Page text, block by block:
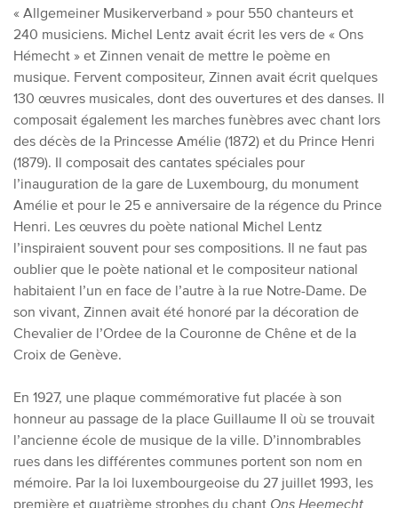
« Allgemeiner Musikerverband » pour 550 chanteurs et
240 musiciens. Michel Lentz avait écrit les vers de « Ons
Hémecht » et Zinnen venait de mettre le poème en
musique. Fervent compositeur, Zinnen avait écrit quelques
130 œuvres musicales, dont des ouvertures et des danses. Il
composait également les marches funèbres avec chant lors
des décès de la Princesse Amélie (1872) et du Prince Henri
(1879). Il composait des cantates spéciales pour
l’inauguration de la gare de Luxembourg, du monument
Amélie et pour le 25 e anniversaire de la régence du Prince
Henri. Les œuvres du poète national Michel Lentz
l’inspiraient souvent pour ses compositions. Il ne faut pas
oublier que le poète national et le compositeur national
habitaient l’un en face de l’autre à la rue Notre-Dame. De
son vivant Zinnen avait été honoré par la décoration de
Chevalier de l’Ordee de la Couronne de Chêne et de la
Croix de Genève.
En 1927, une plaque commémorative fut placée à son
honneur au passage de la place Guillaume II où se trouvait
l’ancienne école de musique de la ville. D’innombrables
rues dans les différentes communes portent son nom en
mémoire. Par la loi luxembourgeoise du 27 juillet 1993, les
première et quatrième strophes du chant Ons Heemecht